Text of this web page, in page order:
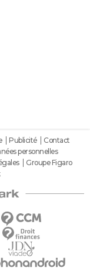
Publicité
Contact
personnelles
Groupe Figaro